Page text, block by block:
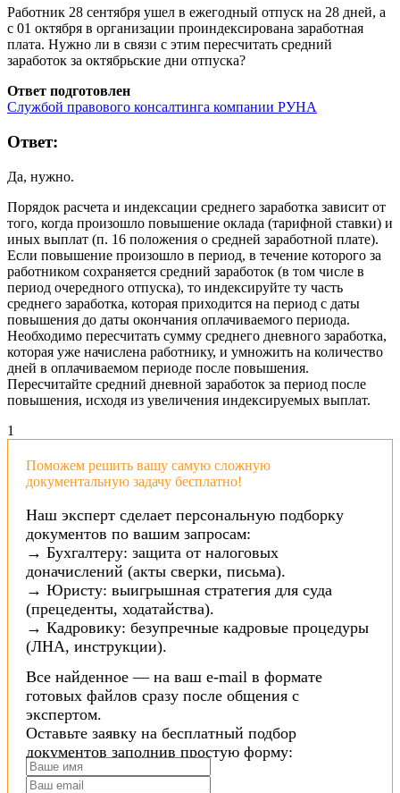
Работник 28 сентября ушел в ежегодный отпуск на 28 дней, а
с 01 октября в организации проиндексирована заработная
плата. Нужно ли в связи с этим пересчитать средний
заработок за октябрьские дни отпуска?
Ответ подготовлен
Службой правового консалтинга компании РУНА
Ответ:
Да, нужно.
Порядок расчета и индексации среднего заработка зависит от
того, когда произошло повышение оклада (тарифной ставки) и
иных выплат (п. 16 положения о средней заработной плате).
Если повышение произошло в период, в течение которого за
работником сохраняется средний заработок (в том числе в
период очередного отпуска), то индексируйте ту часть
среднего заработка, которая приходится на период с даты
повышения до даты окончания оплачиваемого периода.
Необходимо пересчитать сумму среднего дневного заработка,
которая уже начислена работнику, и умножить на количество
дней в оплачиваемом периоде после повышения.
Пересчитайте средний дневной заработок за период после
повышения, исходя из увеличения индексируемых выплат.
1
Поможем решить вашу самую сложную
документальную задачу бесплатно!
Наш эксперт сделает персональную подборку
документов по вашим запросам:
→ Бухгалтеру: защита от налоговых
доначислений (акты сверки, письма).
→ Юристу: выигрышная стратегия для суда
(прецеденты, ходатайства).
→ Кадровику: безупречные кадровые процедуры
(ЛНА, инструкции).
Все найденное — на ваш e-mail в формате
готовых файлов сразу после общения с
экспертом.
Оставьте заявку на бесплатный подбор
документов заполнив простую форму: